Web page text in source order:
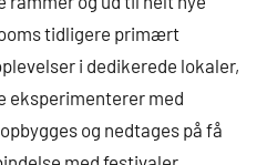
tidligere primært
i dedikerede lokaler,
eksperimenterer med
og nedtages på få